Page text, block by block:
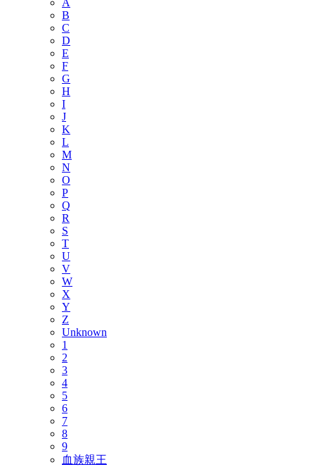
A
B
C
D
E
F
G
H
I
J
K
L
M
N
O
P
Q
R
S
T
U
V
W
X
Y
Z
Unknown
1
2
3
4
5
6
7
8
9
血族親王